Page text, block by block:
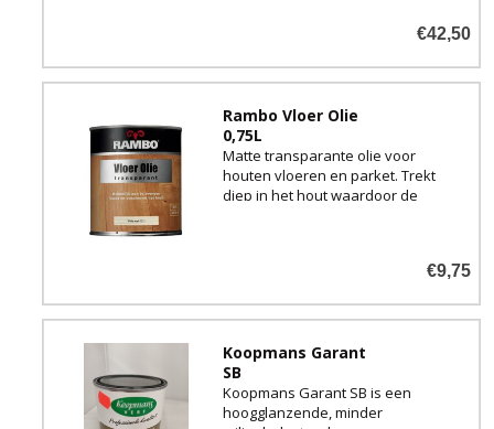
€42,50
Rambo Vloer Olie
0,75L
Matte transparante olie voor
houten vloeren en parket. Trekt
diep in het hout waardoor de
Verkrijgbaar in White Wash 777€9,75
Koopmans Garant
SB
Koopmans Garant SB is een
hoogglanzende, minder